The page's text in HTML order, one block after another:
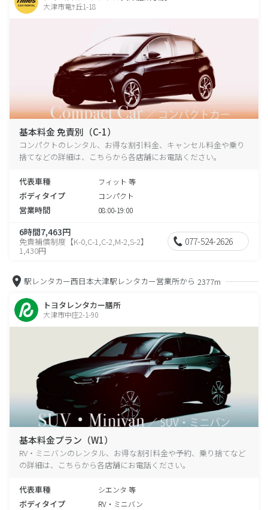
大津市竜ｹ丘1-18
基本料金 免責別（C-1）
コンパクトのレンタル、お得な割引料金、キャンセル料金や乗り
捨てなどの詳細は、こちらから各店舗にお電話ください。
代表車種 フィット 等
ボディタイプ コンパクト
営業時間 08:00-19:00
6時間7,463円
免責補償制度【K-0,C-1,C-2,M-2,S-2】
1,430円
077-524-2626
駅レンタカー西日本大津駅レンタカー営業所から 2377m
トヨタレンタカー膳所
大津市中庄2-1-90
基本料金プラン（W1）
RV・ミニバンのレンタル、お得な割引料金や予約、乗り捨てなど
の詳細は、こちらから各店舗にお電話ください。
代表車種 シエンタ 等
ボディタイプ RV・ミニバン